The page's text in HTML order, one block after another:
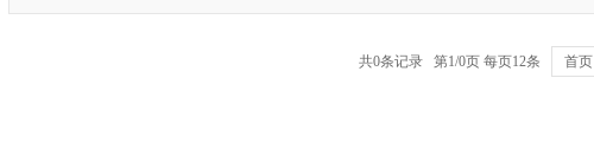
共0条记录 第1/0页 每页12条 首页